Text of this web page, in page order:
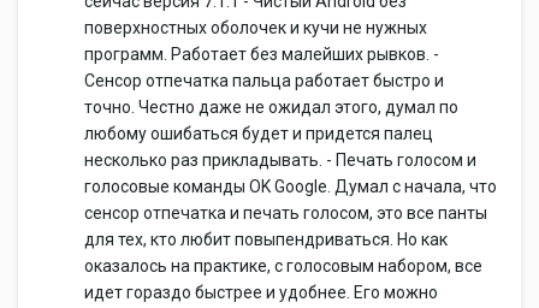
поверхностных оболочек и кучи не нужных
программ. Работает без малейших рывков. -
Сенсор отпечатка пальца работает быстро и
точно. Честно даже не ожидал этого, думал по
любому ошибаться будет и придется палец
несколько раз прикладывать. - Печать голосом и
голосовые команды OK Google. Думал с начала, что
сенсор отпечатка и печать голосом, это все панты
для тех, кто любит повыпендриваться. Но как
оказалось на практике, с голосовым набором, все
идет гораздо быстрее и удобнее. Его можно